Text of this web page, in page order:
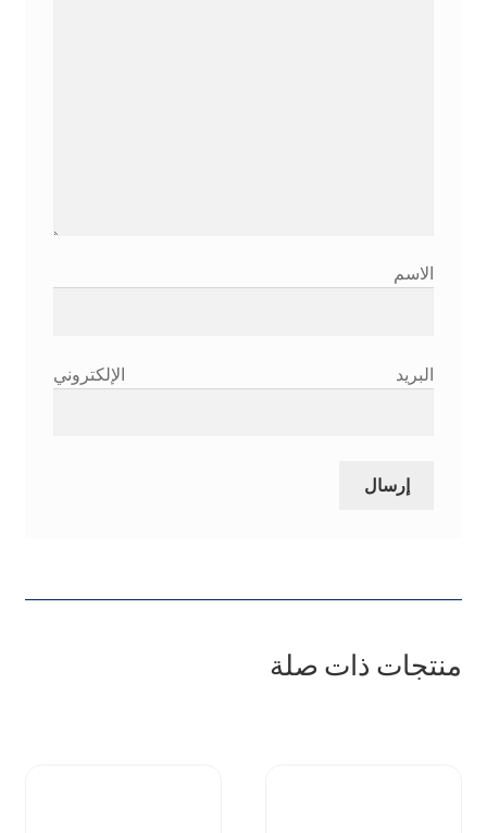
الاسم
البريد الإلكتروني
منتجات ذات صلة